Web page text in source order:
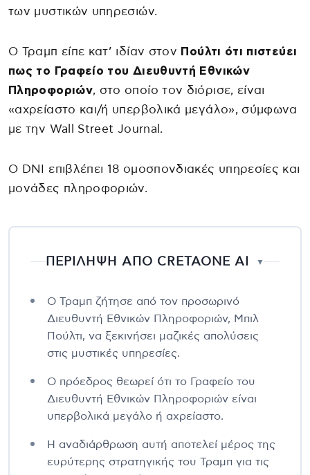
των μυστικών υπηρεσιών.
Ο Τραμπ είπε κατ’ ιδίαν στον Πούλτι ότι πιστεύει
πως το Γραφείο του Διευθυντή Εθνικών
Πληροφοριών, στο οποίο τον διόρισε, είναι
«αχρείαστο και/ή υπερβολικά μεγάλο», σύμφωνα
με την Wall Street Journal.
Ο DNI επιβλέπει 18 ομοσπονδιακές υπηρεσίες και
μονάδες πληροφοριών.
ΠΕΡΙΛΗΨΗ ΑΠΟ CRETAONE AI ▼
Ο Τραμπ ζήτησε από τον προσωρινό
Διευθυντή Εθνικών Πληροφοριών, Μπιλ
Πούλτι, να ξεκινήσει μαζικές απολύσεις
στις μυστικές υπηρεσίες.
Ο πρόεδρος θεωρεί ότι το Γραφείο του
Διευθυντή Εθνικών Πληροφοριών είναι
υπερβολικά μεγάλο ή αχρείαστο.
Η αναδιάρθρωση αυτή αποτελεί μέρος της
ευρύτερης στρατηγικής του Τραμπ για τις